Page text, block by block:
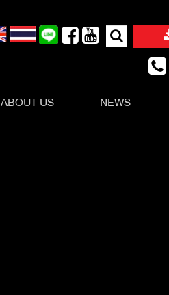
Search
for:
ABOUT US NEWS